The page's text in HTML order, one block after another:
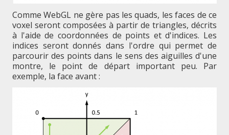
Comme WebGL ne gère pas les quads, les faces de ce
voxel seront composées à partir de triangles, décrits
à l'aide de coordonnées de points et d'indices. Les
indices seront donnés dans l'ordre qui permet de
parcourir des points dans le sens des aiguilles d'une
montre, le point de départ important peu. Par
exemple, la face avant :